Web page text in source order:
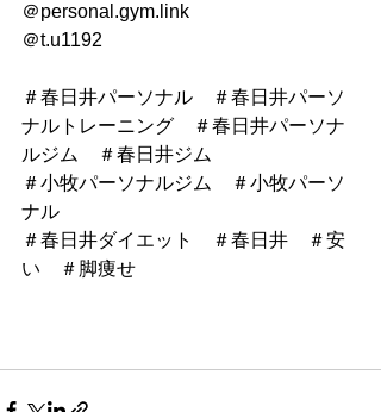
＠personal.gym.link
＠t.u1192
＃春日井パーソナル　＃春日井パーソ
ナルトレーニング　＃春日井パーソナ
ルジム　＃春日井ジム
＃小牧パーソナルジム　＃小牧パーソ
ナル
＃春日井ダイエット　＃春日井　＃安
い　＃脚痩せ